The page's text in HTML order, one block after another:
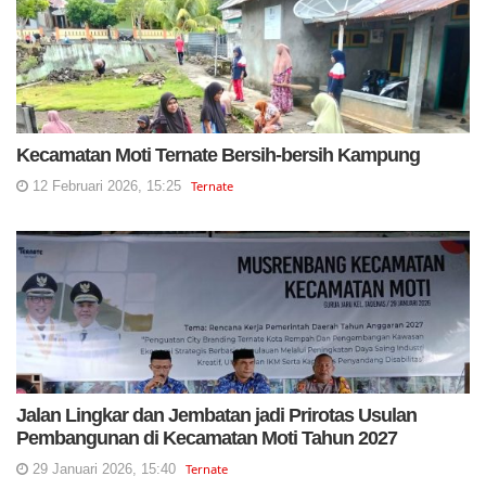
Kecamatan Moti Ternate Bersih-bersih Kampung
12 Februari 2026, 15:25 Ternate
Jalan Lingkar dan Jembatan jadi Prirotas Usulan
Pembangunan di Kecamatan Moti Tahun 2027
29 Januari 2026, 15:40 Ternate